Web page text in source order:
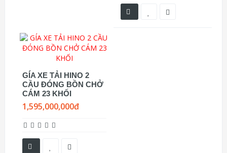
GÍA XE TẢI HINO 2
CẦU ĐÓNG BỒN CHỞ
CÁM 23 KHỐI
1,595,000,000đ